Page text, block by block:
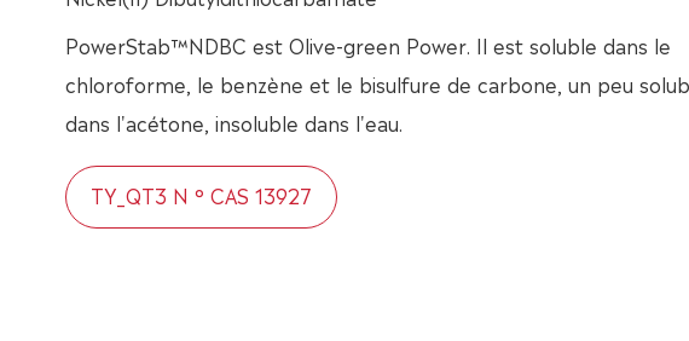
PowerStab™NDBC est Olive-green Power. Il est soluble dans le
chloroforme, le benzène et le bisulfure de carbone, un peu
dans l'acétone, insoluble dans l'eau.
TY_QT3 N ° CAS 13927